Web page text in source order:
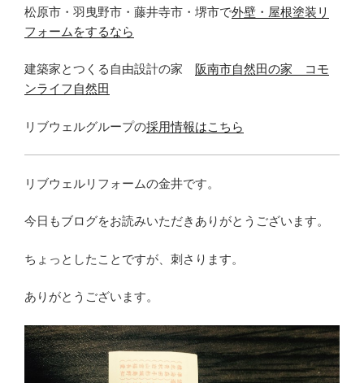
松原市・羽曳野市・藤井寺市・堺市で外壁・屋根塗装リ
フォームをするなら
建築家とつくる自由設計の家 阪南市自然田の家 コモ
ンライフ自然田
リブウェルグループの採用情報はこちら
リブウェルリフォームの金井です。
今日もブログをお読みいただきありがとうございます。
ちょっとしたことですが、刺さります。
ありがとうございます。